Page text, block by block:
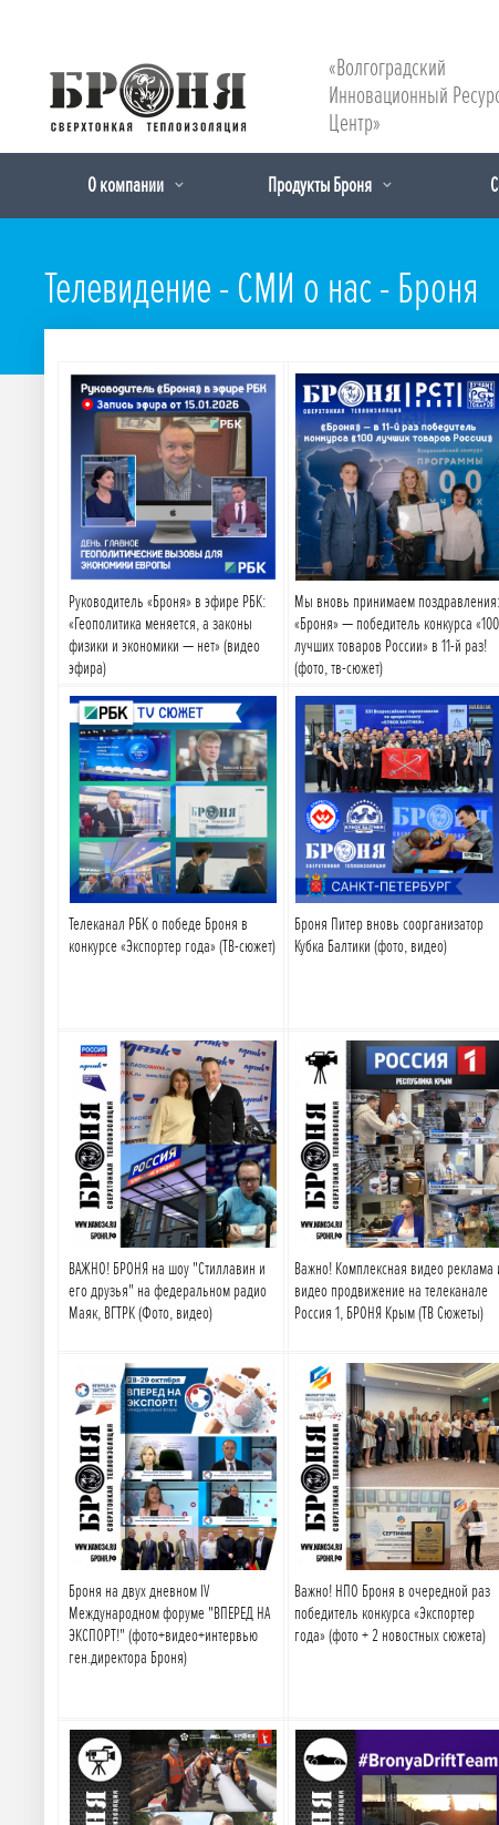
«Волгоградский
Инновационный
Центр»
О компании Продукты Броня
Телевидение - СМИ о нас - Броня
Подробнее
Руководитель «Броня» в эфире РБК:
«Геополитика меняется, а законы
физики и экономики — нет» (видео
эфира)
Подробнее
Мы вновь принимаем поздравления:
«Броня» — победитель конкурса «100
лучших товаров России» в 11-й раз!
(фото, тв-сюжет)
Подробнее
Телеканал РБК о победе Броня в
конкурсе «Экспортер года» (ТВ-сюжет)
Подробнее
Броня Питер вновь соорганизатор
Кубка Балтики (фото, видео)
Подробнее
ВАЖНО! БРОНЯ на шоу "Стиллавин и
его друзья" на федеральном радио
Маяк, ВГТРК (Фото, видео)
Подробнее
Важно! Комплексная видео реклама
видео продвижение на телеканале
Россия 1, БРОНЯ Крым (ТВ Сюжеты)
Подробнее
Броня на двух дневном IV
Международном форуме "ВПЕРЕД НА
ЭКСПОРТ!" (фото+видео+интервью
ген.директора Броня)
Подробнее
Важно! НПО Броня в очередной раз
победитель конкурса «Экспортер
года» (фото + 2 новостных сюжета)